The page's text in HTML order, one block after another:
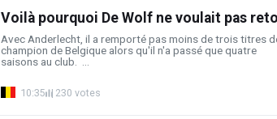
Voilà pourquoi De Wolf ne voulait pas
Avec Anderlecht, il a remporté pas moins de trois titres
champion de Belgique alors qu'il n'a passé que quatre
saisons au club. ...
10:35 230 votes